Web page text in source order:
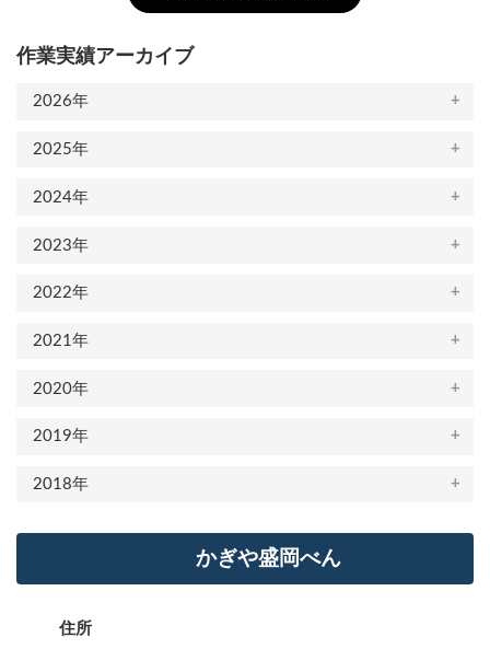
作業実績アーカイブ
2026年
2025年
2024年
2023年
2022年
2021年
2020年
2019年
2018年
かぎや盛岡べん
住所